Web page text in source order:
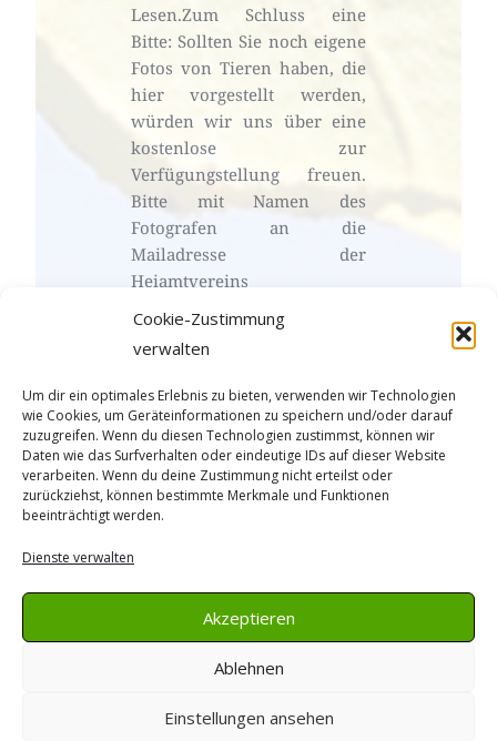
Cookie-Zustimmung
verwalten
Um dir ein optimales Erlebnis zu bieten, verwenden wir Technologien
wie Cookies, um Geräteinformationen zu speichern und/oder darauf
zuzugreifen. Wenn du diesen Technologien zustimmst, können wir
Daten wie das Surfverhalten oder eindeutige IDs auf dieser Website
verarbeiten. Wenn du deine Zustimmung nicht erteilst oder
zurückziehst, können bestimmte Merkmale und Funktionen
beeinträchtigt werden.
Dienste verwalten
Akzeptieren
Ablehnen
Einstellungen ansehen
Lesen.Zum Schluss eine
Bitte: Sollten Sie noch eigene
Fotos von Tieren haben, die
hier vorgestellt werden,
würden wir uns über eine
kostenlose zur
Verfügungstellung freuen.
Bitte mit Namen des
Fotografen an die
Mailadresse der
Heiamtvereins
info(at)arfelder-
heimatverein(dot)de senden.
Search
for:
Rechtliches
Impressum